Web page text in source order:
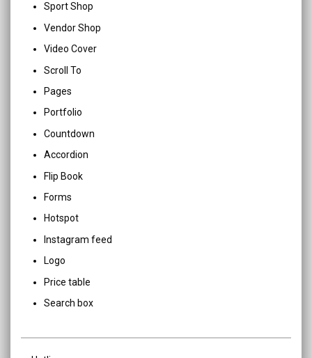
Sport Shop
Vendor Shop
Video Cover
Scroll To
Pages
Portfolio
Countdown
Accordion
Flip Book
Forms
Hotspot
Instagram feed
Logo
Price table
Search box